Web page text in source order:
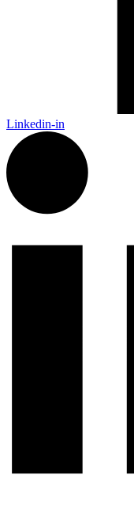
Linkedin-in